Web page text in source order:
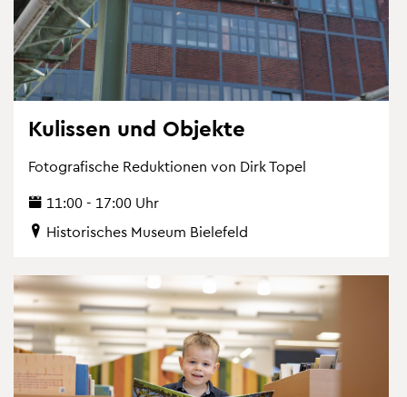
Ku­lis­sen und Ob­jek­te
Fo­to­gra­fi­sche Re­duk­tio­nen von Dirk Topel
11:00 - 17:00 Uhr
His­to­ri­sches Mu­se­um Bie­le­feld